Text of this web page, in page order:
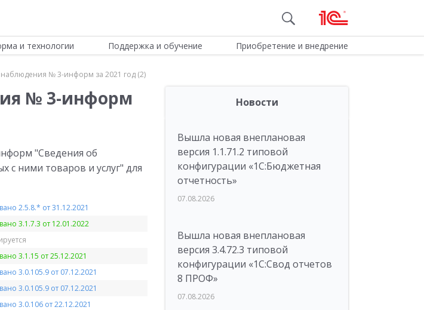
и технологии Поддержка и обучение Приобретение и внедрение
наблюдения № 3-информ за 2021 год (2)
№ 3-информ
"Сведения об
с ними товаров и услуг" для
2.5.8.* от 31.12.2021
3.1.7.3 от 12.01.2022
3.1.15 от 25.12.2021
3.0.105.9 от 07.12.2021
3.0.105.9 от 07.12.2021
3.0.106 от 22.12.2021
Новости
Вышла новая внеплановая
версия 1.1.71.2 типовой
конфигурации «1C:Бюджетная
отчетность»
07.08.2026
Вышла новая внеплановая
версия 3.4.72.3 типовой
конфигурации «1C:Свод отчетов
8 ПРОФ»
07.08.2026